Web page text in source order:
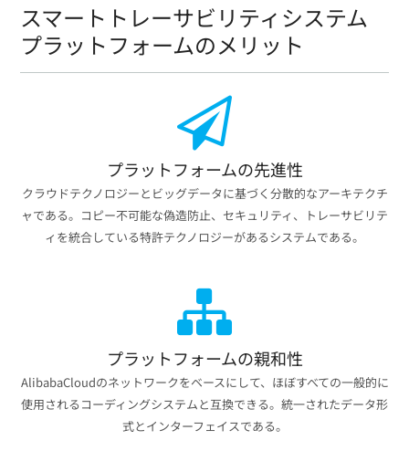
スマートトレーサビリティシステム
プラットフォームのメリット
プラットフォームの先進性
クラウドテクノロジーとビッグデータに基づく分散的なアーキテクチ
ャである。コピー不可能な偽造防止、セキュリティ、トレーサビリテ
ィを統合している特許テクノロジーがあるシステムである。
プラットフォームの親和性
AlibabaCloudのネットワークをベースにして、ほぼすべての一般的に
使用されるコーディングシステムと互換できる。統一されたデータ形
式とインターフェイスである。